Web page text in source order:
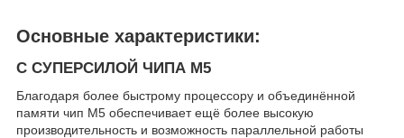
Основные характеристики:
C СУПЕРСИЛОЙ ЧИПА M5
Благодаря более быстрому процессору и объединённой
памяти чип M5 обеспечивает ещё более высокую
производительность и возможность параллельной работы